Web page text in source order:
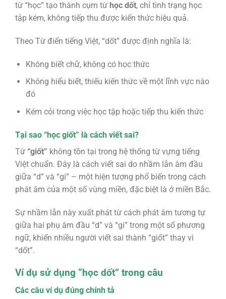
từ “học” tạo thành cụm từ học dốt, chỉ tình trạng học
tập kém, không tiếp thu được kiến thức hiệu quả.
Theo Từ điển tiếng Việt, “dốt” được định nghĩa là:
Không biết chữ, không có học thức
Không hiểu biết, thiếu kiến thức về một lĩnh vực nào
đó
Kém cỏi trong việc học tập hoặc tiếp thu kiến thức
Tại sao “học giốt” là cách viết sai?
Từ “giốt” không tồn tại trong hệ thống từ vựng tiếng
Việt chuẩn. Đây là cách viết sai do nhầm lẫn âm đầu
giữa “d” và “gi” – một hiện tượng phổ biến trong cách
phát âm của một số vùng miền, đặc biệt là ở miền Bắc.
Sự nhầm lẫn này xuất phát từ cách phát âm tương tự
giữa hai phụ âm đầu “d” và “gi” trong một số phương
ngữ, khiến nhiều người viết sai thành “giốt” thay vì
“dốt”.
Ví dụ sử dụng “học dốt” trong câu
Các câu ví dụ đúng chính tả